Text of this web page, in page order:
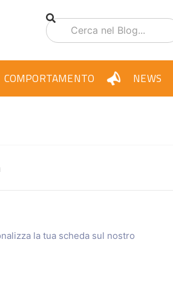
COMPORTAMENTO NEWS
la tua scheda sul nostro